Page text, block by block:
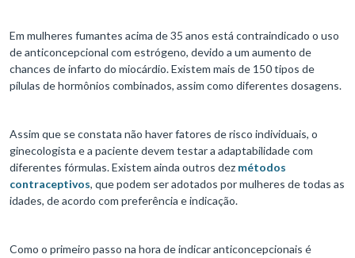
Em mulheres fumantes acima de 35 anos está contraindicado o uso
de anticoncepcional com estrógeno, devido a um aumento de
chances de infarto do miocárdio. Existem mais de 150 tipos de
pílulas de hormônios combinados, assim como diferentes dosagens.
Assim que se constata não haver fatores de risco individuais, o
ginecologista e a paciente devem testar a adaptabilidade com
diferentes fórmulas. Existem ainda outros dez métodos
contraceptivos, que podem ser adotados por mulheres de todas as
idades, de acordo com preferência e indicação.
Como o primeiro passo na hora de indicar anticoncepcionais é